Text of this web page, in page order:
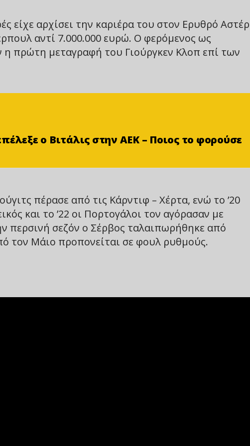
είχε αρχίσει την καριέρα του στον Ερυθρό
αντί 7.000.000 ευρώ. Ο φερόμενος ως
η πρώτη μεταγραφή του Γιούργκεν Κλοπ επί των
ο Βιτάλις στην ΑΕΚ – Ποιος το φορούσε
πέρασε από τις Κάρντιφ – Χέρτα, ενώ το ’20
και το ’22 οι Πορτογάλοι τον αγόρασαν με
περσινή σεζόν ο Σέρβος ταλαιπωρήθηκε από
τον Μάιο προπονείται σε φουλ ρυθμούς.